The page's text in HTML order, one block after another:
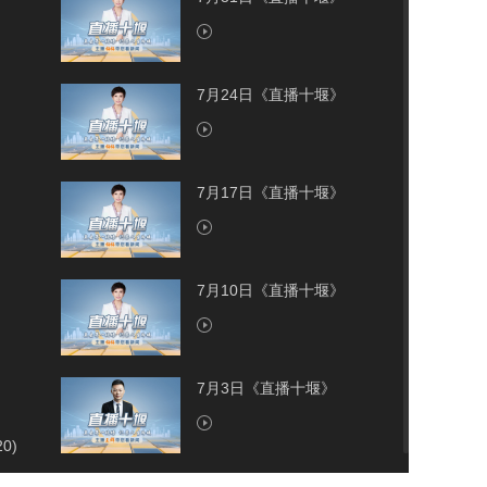
7月24日《直播十堰》
7月17日《直播十堰》
7月10日《直播十堰》
7月3日《直播十堰》